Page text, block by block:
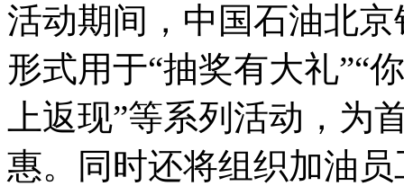
活动期间，中国石油北
形式用于“抽奖有大礼”“
上返现”等系列活动，为
惠。同时还将组织加油